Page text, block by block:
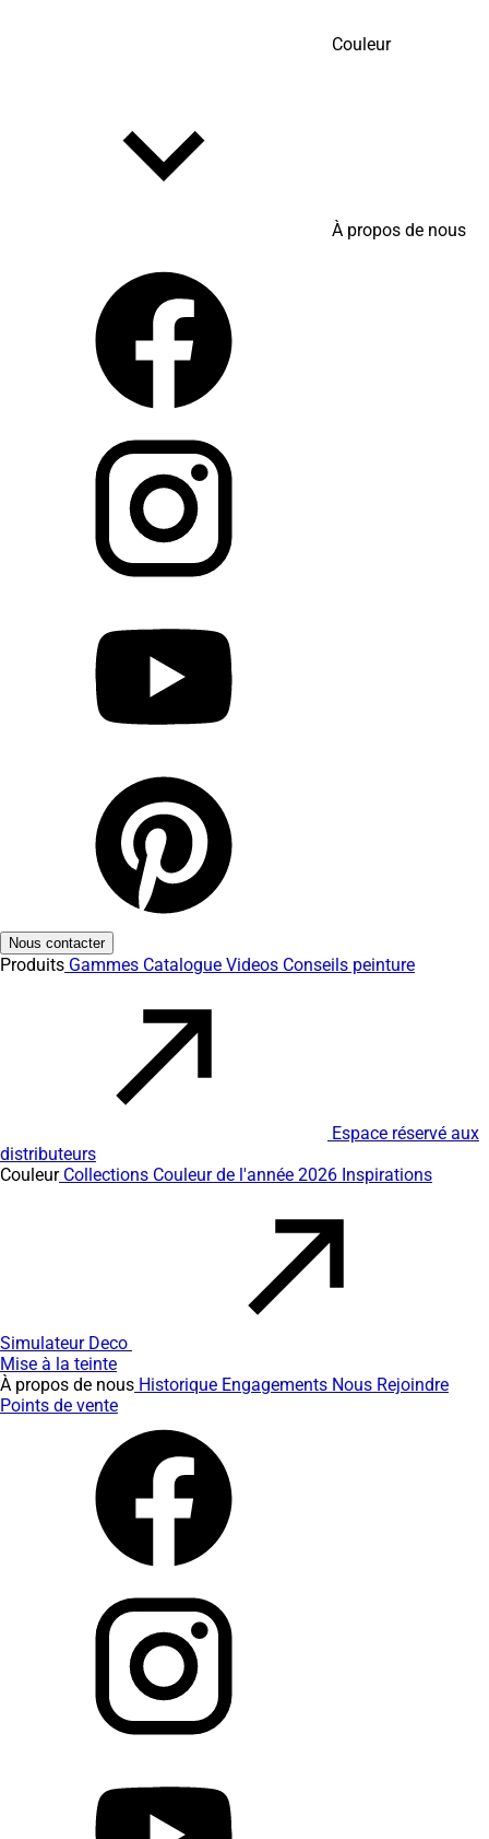
Couleur
À propos de nous
Nous contacter
Produits Gammes Catalogue Videos Conseils peinture
Espace réservé aux
distributeurs
CouleurCollections Couleur de l'année 2026 Inspirations
Simulateur Deco
Mise à la teinte
À propos de nous Historique Engagements Nous Rejoindre
Points de vente